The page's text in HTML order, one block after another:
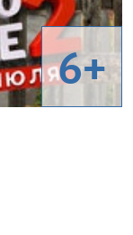
6+